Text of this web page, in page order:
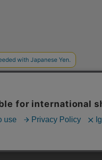
Copyright ©
、トラフィックの分析を目
ものといたします。